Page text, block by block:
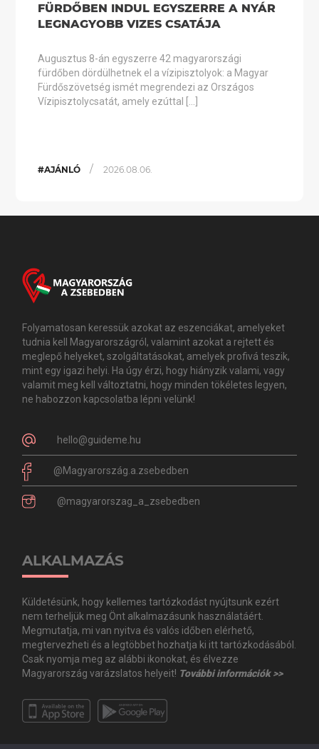
FÜRDŐBEN INDUL EGYSZERRE A NYÁR
LEGNAGYOBB VIZES CSATÁJA
Augusztus 8-án egyszerre 42 magyarországi
fürdőben dördülhetnek el a vízipisztolyok: a Magyar
Fürdőszövetség ismét megrendezi az Országos
Vízipisztolycsatát, amely ezúttal […]
#AJÁNLÓ / 2026.08.06.
Folyamatosan keressük azokat az eszenciákat, amelyeket
tudnia kell Magyarországról, valamint azokat a rejtett és
meglepő helyeket, szolgáltatásokat, amelyek profivá teszik,
mint egy igazi helyi. Ha úgy érzi, hogy hiányzik valami, vagy
valamit meg kell változtatni, hogy minden tökéletes legyen,
ne habozzon kapcsolatba lépni velünk!
hello@guideme.hu
@Magyarország.a.zsebedben
@magyarorszag_a_zsebedben
ALKALMAZÁS
Küldetésünk, hogy kellemes tartózkodást nyújtsunk ezért
nem terheljük meg Önt alkalmazásunk használatáért.
Megmutatja, mi van nyitva és valós időben elérhető,
megtervezheti és a legtöbbet hozhatja ki itt tartózkodásából.
Csak nyomja meg az alábbi ikonokat, és élvezze
Magyarország varázslatos helyeit! További információk >>